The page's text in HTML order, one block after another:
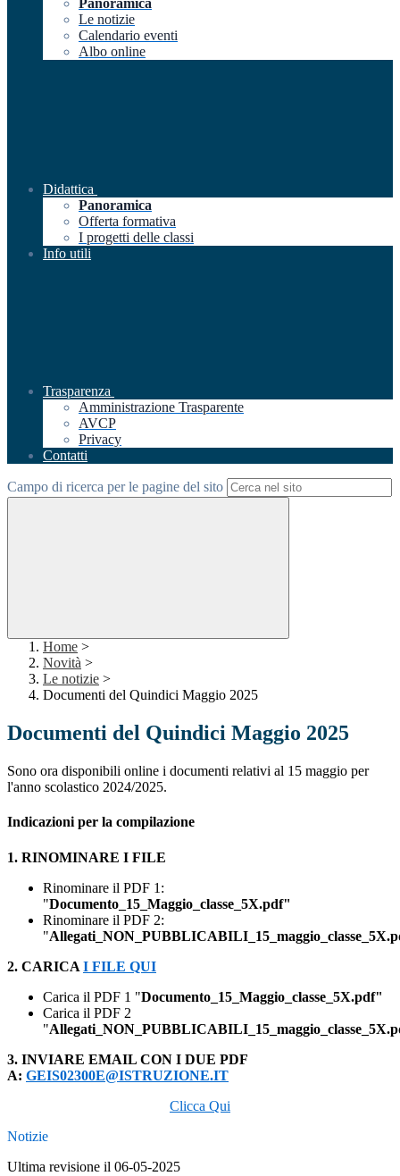
Panoramica
Le notizie
Calendario eventi
Albo online
Didattica
Panoramica
Offerta formativa
I progetti delle classi
Info utili
Trasparenza
Amministrazione Trasparente
AVCP
Privacy
Contatti
Campo di ricerca per le pagine del sito
Home >
Novità >
Le notizie >
Documenti del Quindici Maggio 2025
Documenti del Quindici Maggio 2025
Sono ora disponibili online i documenti relativi al 15 maggio per
l'anno scolastico 2024/2025.
Indicazioni per la compilazione
1. RINOMINARE I FILE
Rinominare il PDF 1:
"Documento_15_Maggio_classe_5X.pdf"
Rinominare il PDF 2:
"
2. CARICA I FILE QUI
Carica il PDF 1 "Documento_15_Maggio_classe_5X.pdf"
Carica il PDF 2
"
3. INVIARE EMAIL CON I DUE PDF
A: GEIS02300E@ISTRUZIONE.IT
Clicca Qui
Notizie
Ultima revisione il 06-05-2025